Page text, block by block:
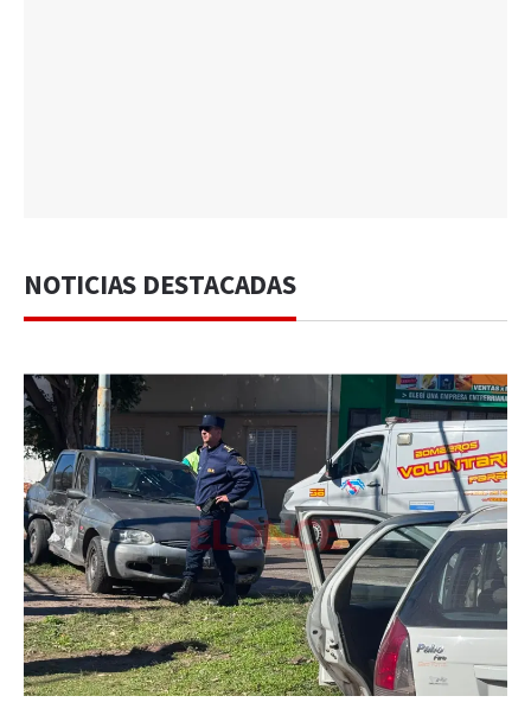
NOTICIAS DESTACADAS